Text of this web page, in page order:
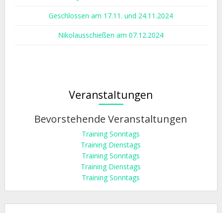
Geschlossen am 17.11. und 24.11.2024
Nikolausschießen am 07.12.2024
Veranstaltungen
Bevorstehende Veranstaltungen
Training Sonntags
Training Dienstags
Training Sonntags
Training Dienstags
Training Sonntags